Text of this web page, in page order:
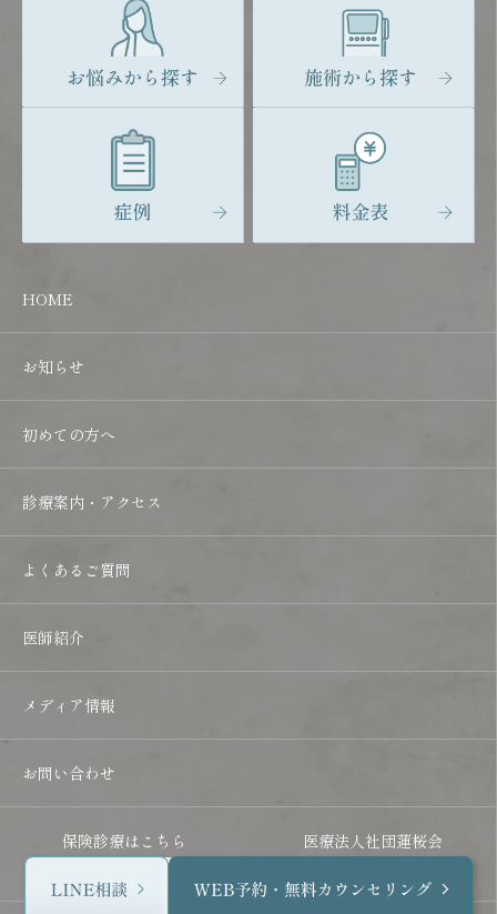
HOME
お知らせ
初めての方へ
診療案内・アクセス
よくあるご質問
医師紹介
メディア情報
お問い合わせ
保険診療はこちら 医療法人社団蓮桜会